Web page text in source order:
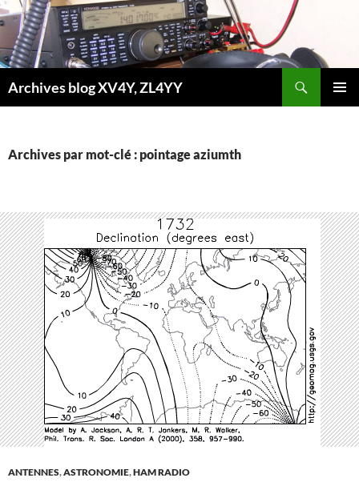
Aller
au
contenu
Archives blog XV4Y, ZL4YY
Archives par mot-clé : pointage aziumth
ANTENNES,ASTRONOMIE,HAM RADIO